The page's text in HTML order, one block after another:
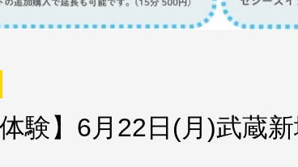
体験】6月22日(月)武蔵